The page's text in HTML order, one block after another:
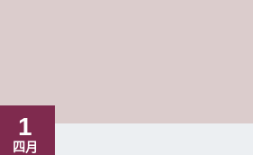
1
四月